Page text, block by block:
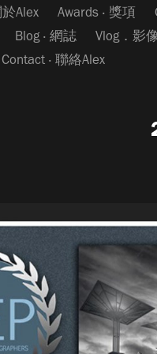
Alex Awards ‧ 獎項
Blog ‧ 網誌 Vlog．影
Contact ‧ 聯絡Alex